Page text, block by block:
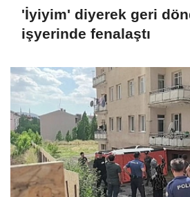
'İyiyim' diyerek geri
işyerinde fenalaştı